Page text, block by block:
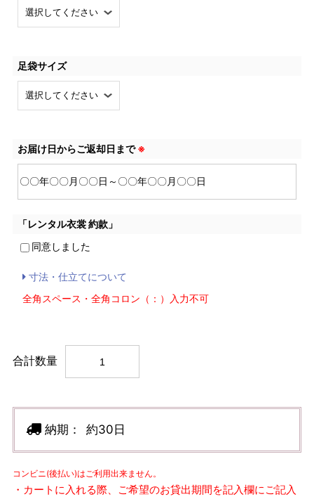
足袋サイズ
お届け日からご返却日まで ※
「レンタル衣裳 約款」
同意しました
寸法・仕立てについて
全角スペース・全角コロン（：）入力不可
合計数量
納期： 約30日
コンビニ(後払い)はご利用出来ません。
・カートに入れる際、ご希望のお貸出期間を記入欄にご記入